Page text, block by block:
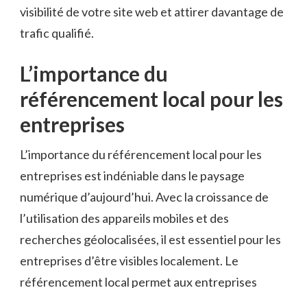
visibilité de votre site web et attirer davantage de
trafic qualifié.
L’importance du
référencement local pour les
entreprises
L’importance du référencement local pour les
entreprises est indéniable dans le paysage
numérique d’aujourd’hui. Avec la croissance de
l’utilisation des appareils mobiles et des
recherches géolocalisées, il est essentiel pour les
entreprises d’être visibles localement. Le
référencement local permet aux entreprises